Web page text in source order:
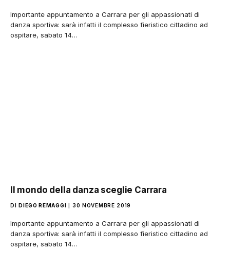
Importante appuntamento a Carrara per gli appassionati di
danza sportiva: sarà infatti il complesso fieristico cittadino ad
ospitare, sabato 14…
Il mondo della danza sceglie Carrara
DI DIEGO REMAGGI 30 NOVEMBRE 2019
Importante appuntamento a Carrara per gli appassionati di
danza sportiva: sarà infatti il complesso fieristico cittadino ad
ospitare, sabato 14…